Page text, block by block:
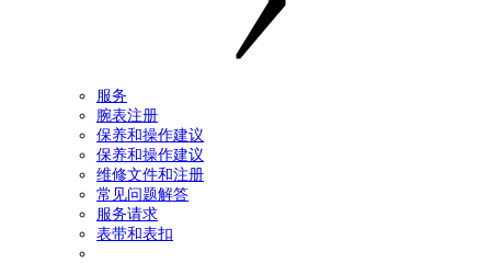
服务
腕表注册
保养和操作建议
保养和操作建议
维修文件和注册
常见问题解答
服务请求
表带和表扣